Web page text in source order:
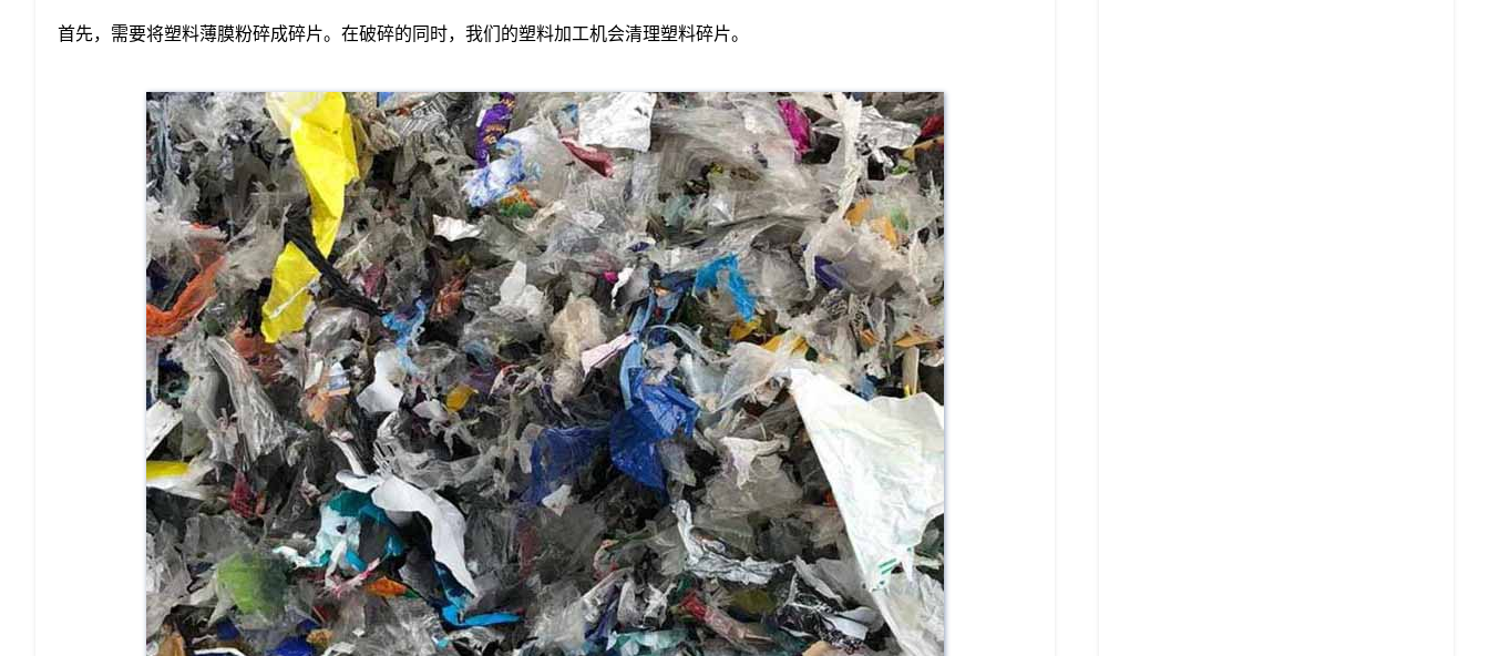
首先，需要将塑料薄膜粉碎成碎片。在破碎的同时，我们的塑料加工机会清理塑料碎片。